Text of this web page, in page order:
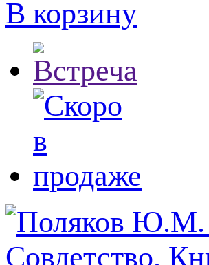
В корзину